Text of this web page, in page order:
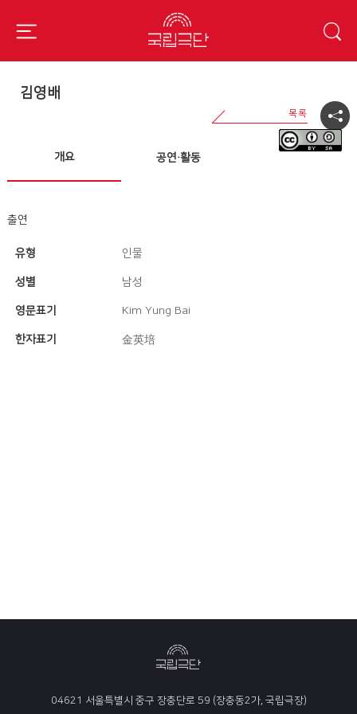
김영배
개요 공연·활동
출연
유형 인물
성별 남성
영문표기 Kim Yung Bai
한자표기 金英培
04621 서울특별시 중구 장충단로 59 (장충동2가, 국립극장)